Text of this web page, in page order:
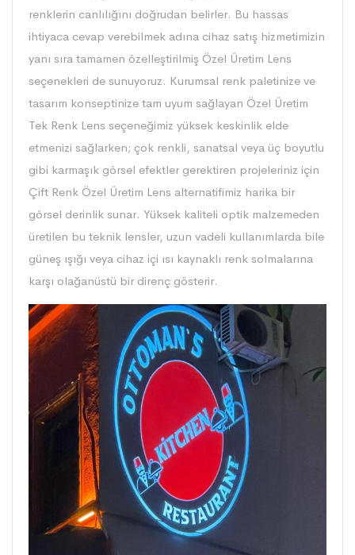
renklerin canlılığını doğrudan belirler. Bu hassas
ihtiyaca cevap verebilmek adına cihaz satış hizmetimizin
yanı sıra tamamen özelleştirilmiş Özel Üretim Lens
seçenekleri de sunuyoruz. Kurumsal renk paletinize ve
tasarım konseptinize tam uyum sağlayan Özel Üretim
Tek Renk Lens seçeneğimiz yüksek keskinlik elde
etmenizi sağlarken; çok renkli, sanatsal veya üç boyutlu
gibi karmaşık görsel efektler gerektiren projeleriniz için
Çift Renk Özel Üretim Lens alternatifimiz harika bir
görsel derinlik sunar. Yüksek kaliteli optik malzemeden
üretilen bu teknik lensler, uzun vadeli kullanımlarda bile
güneş ışığı veya cihaz içi ısı kaynaklı renk solmalarına
karşı olağanüstü bir direnç gösterir.